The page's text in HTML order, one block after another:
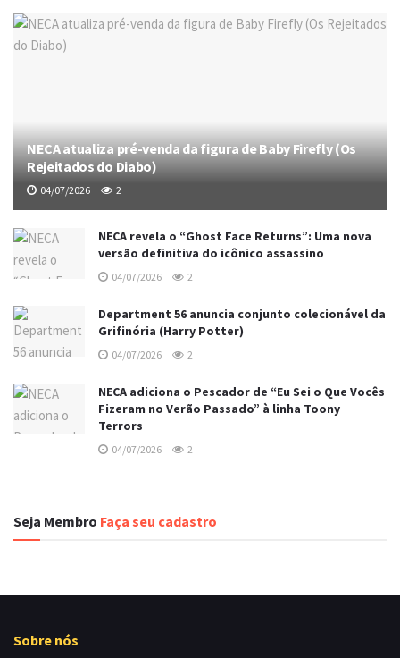
NECA atualiza pré-venda da figura de Baby Firefly (Os
Rejeitados do Diabo)
04/07/2026 2
NECA revela o “Ghost Face Returns”: Uma nova
versão definitiva do icônico assassino
04/07/2026 2
Department 56 anuncia conjunto colecionável da
Grifinória (Harry Potter)
04/07/2026 2
NECA adiciona o Pescador de “Eu Sei o Que Vocês
Fizeram no Verão Passado” à linha Toony
Terrors
04/07/2026 2
Seja Membro Faça seu cadastro
Sobre nós